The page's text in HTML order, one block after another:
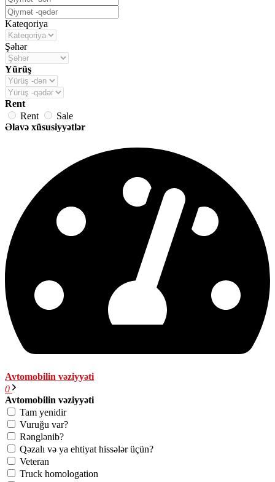
Kateqoriya
Şəhər
Yürüş
Rent
Rent
Sale
Əlavə xüsusiyyətlər
Avtomobilin vəziyyəti
0
Avtomobilin vəziyyəti
Tam yenidir
Vuruğu var?
Rənglənib?
Qəzalı və ya ehtiyat hissələr üçün?
Veteran
Truck homologation